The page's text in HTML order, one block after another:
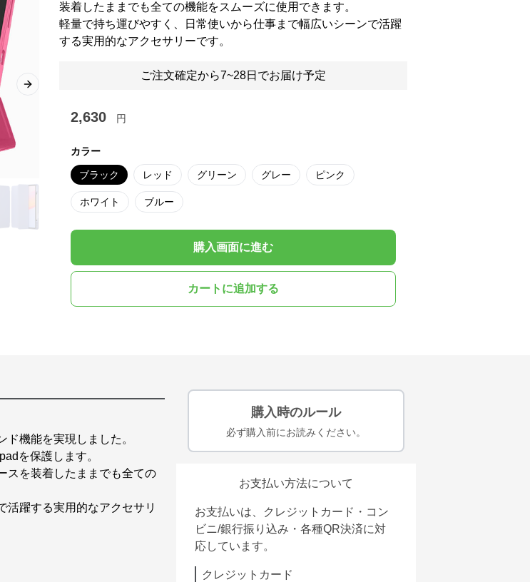
Next slide
装着したままでも全ての機能をスムーズに使用できます。
軽量で持ち運びやすく、日常使いから仕事まで幅広いシーンで活躍
する実用的なアクセサリーです。
ご注文確定から7~28日でお届け予定
2,630 円
カラー
ブラック レッド グリーン グレー ピンク
ホワイト ブルー
購入画面に進む
カートに追加する
機能を実現しました。
を保護します。
スを装着したままでも全ての
活躍する実用的なアクセサリ
購入時のルール
必ず購入前にお読みください。
お支払い方法について
お支払いは、クレジットカード・コン
ビニ/銀行振り込み・各種QR決済に対
応しています。
クレジットカード